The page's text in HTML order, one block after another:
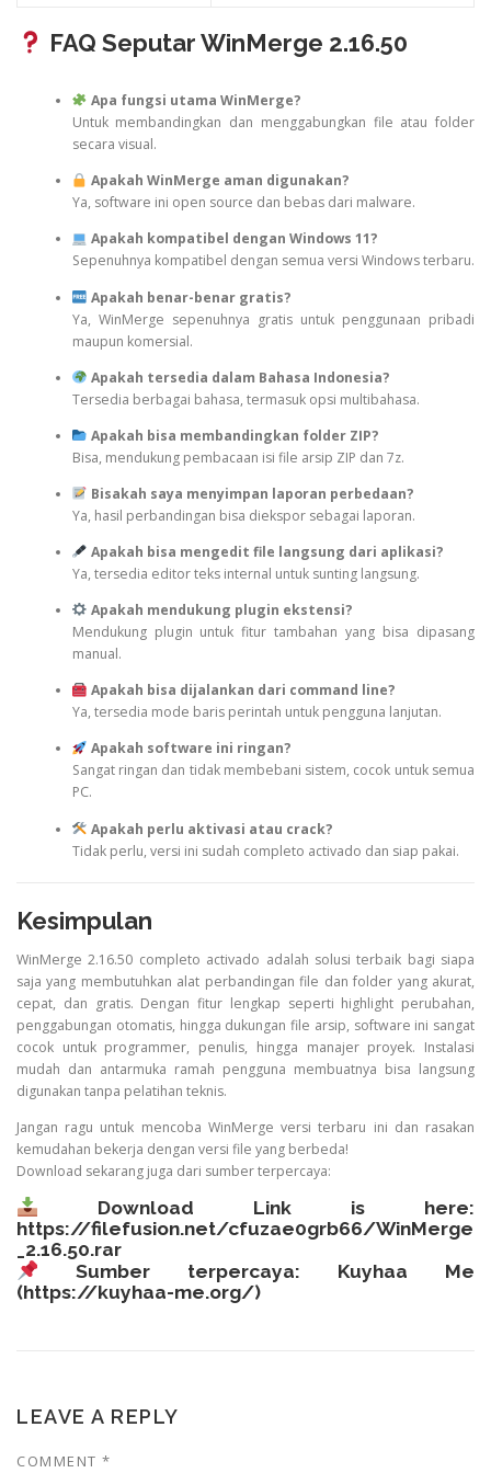
FAQ Seputar WinMerge 2.16.50
Apa fungsi utama WinMerge?
Untuk membandingkan dan menggabungkan file atau folder
secara visual.
Apakah WinMerge aman digunakan?
Ya, software ini open source dan bebas dari malware.
Apakah kompatibel dengan Windows 11?
Sepenuhnya kompatibel dengan semua versi Windows terbaru.
Apakah benar-benar gratis?
Ya, WinMerge sepenuhnya gratis untuk penggunaan pribadi
maupun komersial.
Apakah tersedia dalam Bahasa Indonesia?
Tersedia berbagai bahasa, termasuk opsi multibahasa.
Apakah bisa membandingkan folder ZIP?
Bisa, mendukung pembacaan isi file arsip ZIP dan 7z.
Bisakah saya menyimpan laporan perbedaan?
Ya, hasil perbandingan bisa diekspor sebagai laporan.
Apakah bisa mengedit file langsung dari aplikasi?
Ya, tersedia editor teks internal untuk sunting langsung.
Apakah mendukung plugin ekstensi?
Mendukung plugin untuk fitur tambahan yang bisa dipasang
manual.
Apakah bisa dijalankan dari command line?
Ya, tersedia mode baris perintah untuk pengguna lanjutan.
Apakah software ini ringan?
Sangat ringan dan tidak membebani sistem, cocok untuk semua
PC.
Apakah perlu aktivasi atau crack?
Tidak perlu, versi ini sudah completo activado dan siap pakai.
Kesimpulan
WinMerge 2.16.50 completo activado adalah solusi terbaik bagi siapa
saja yang membutuhkan alat perbandingan file dan folder yang akurat,
cepat, dan gratis. Dengan fitur lengkap seperti highlight perubahan,
penggabungan otomatis, hingga dukungan file arsip, software ini sangat
cocok untuk programmer, penulis, hingga manajer proyek. Instalasi
mudah dan antarmuka ramah pengguna membuatnya bisa langsung
digunakan tanpa pelatihan teknis.
Jangan ragu untuk mencoba WinMerge versi terbaru ini dan rasakan
kemudahan bekerja dengan versi file yang berbeda!
Download sekarang juga dari sumber terpercaya:
Download Link is here:
https://filefusion.net/cfuzae0grb66/WinMerge
_2.16.50.rar
Sumber terpercaya: Kuyhaa Me
(https://kuyhaa-me.org/)
LEAVE A REPLY
COMMENT *